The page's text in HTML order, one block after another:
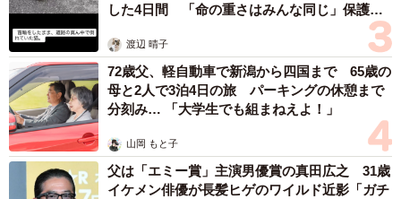
した4日間 「命の重さはみんな同じ」保護団
渡辺 晴子
72歳父、軽自動車で新潟から四国まで 65歳の
母と2人で3泊4日の旅 パーキングの休憩まで
分刻み… 「大学生でも組まねえよ！」
山岡 もと子
父は「エミー賞」主演男優賞の真田広之 31歳
イケメン俳優が長髪ヒゲのワイルド近影「ガチ